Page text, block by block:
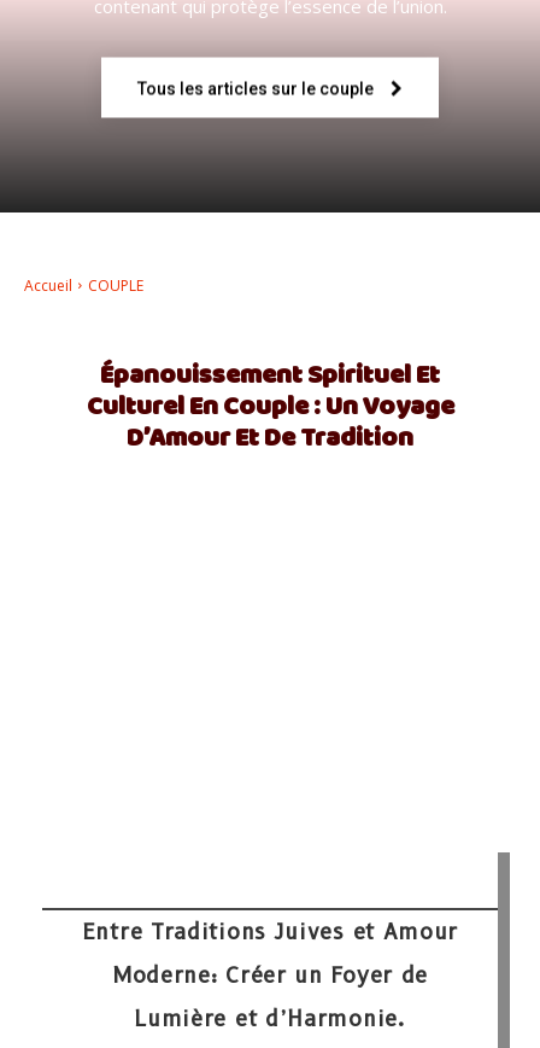
–
contenant qui protège l’essence de l’union.
Tous les articles sur le couple
Accueil COUPLE
Épanouissement Spirituel Et
Culturel En Couple : Un Voyage
D’Amour Et De Tradition
Entre Traditions Juives et Amour
Moderne: Créer un Foyer de
Lumière et d’Harmonie.